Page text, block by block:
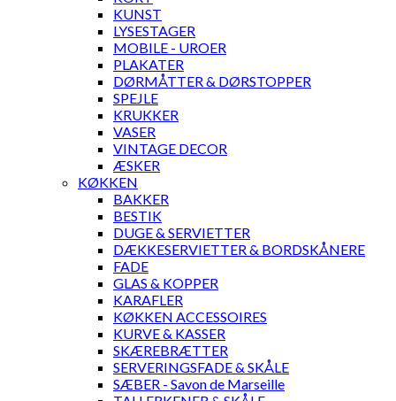
KUNST
LYSESTAGER
MOBILE - UROER
PLAKATER
DØRMÅTTER & DØRSTOPPER
SPEJLE
KRUKKER
VASER
VINTAGE DECOR
ÆSKER
KØKKEN
BAKKER
BESTIK
DUGE & SERVIETTER
DÆKKESERVIETTER & BORDSKÅNERE
FADE
GLAS & KOPPER
KARAFLER
KØKKEN ACCESSOIRES
KURVE & KASSER
SKÆREBRÆTTER
SERVERINGSFADE & SKÅLE
SÆBER - Savon de Marseille